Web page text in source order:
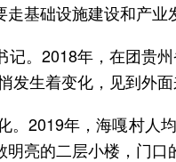
基础设施建设和产业
。2018年，在团贵
生着变化，见到外面
2019年，海嘎村人
亮的二层小楼，门口